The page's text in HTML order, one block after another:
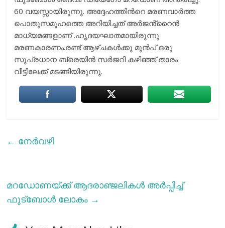
60 വയസ്സായിരുന്നു. അദ്ദേഹത്തിന്‍റെ മരണവാര്‍ത്ത
പൊതുസമൂഹത്തെ അറിയിച്ചത് അർജൻ്റൈൻ
മാധ്യമങ്ങളാണ് .ഹൃദയഘാതമായിരുന്നു
മരണകാരണം.രണ്ട് ആഴ്ചകൾക്കു മുൻപ് ഒരു
സുപ്രധാന ബ്രെയിൻ സർജറി കഴിഞ്ഞ് താരം
വീട്ടിലേക്ക് മടങ്ങിയിരുന്നു.
← നേർവഴി
മറഡോണയ്ക്ക് ആദരാഞ്ജലികള്‍ അര്‍പ്പിച്ച്
ഫുട്ബോള്‍‌ ലോകം →